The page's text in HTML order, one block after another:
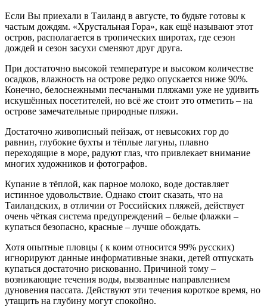
Если Вы приехали в Таиланд в августе, то будьте готовы к
частым дождям. «Хрустальная Гора», как ещё называют этот
остров, располагается в тропических широтах, где сезон
дождей и сезон засухи сменяют друг друга.
При достаточно высокой температуре и высоком количестве
осадков, влажность на острове редко опускается ниже 90%.
Конечно, белоснежными песчаными пляжами уже не удивить
искушённых посетителей, но всё же стоит это отметить – на
острове замечательные природные пляжи.
Достаточно живописный пейзаж, от невысоких гор до
равнин, глубокие бухты и тёплые лагуны, плавно
переходящие в море, радуют глаз, что привлекает внимание
многих художников и фотографов.
Купание в тёплой, как парное молоко, воде доставляет
истинное удовольствие. Однако стоит сказать, что на
Таиландских, в отличии от Российских пляжей, действует
очень чёткая система предупреждений – белые флажки –
купаться безопасно, красные – лучше обождать.
Хотя опытные пловцы ( к коим относится 99% русских)
игнорируют данные информативные знаки, детей отпускать
купаться достаточно рискованно. Причиной тому –
возникающие течения воды, вызванные направлением
дуновения пассата. Действуют эти течения короткое время, но
утащить на глубину могут спокойно.